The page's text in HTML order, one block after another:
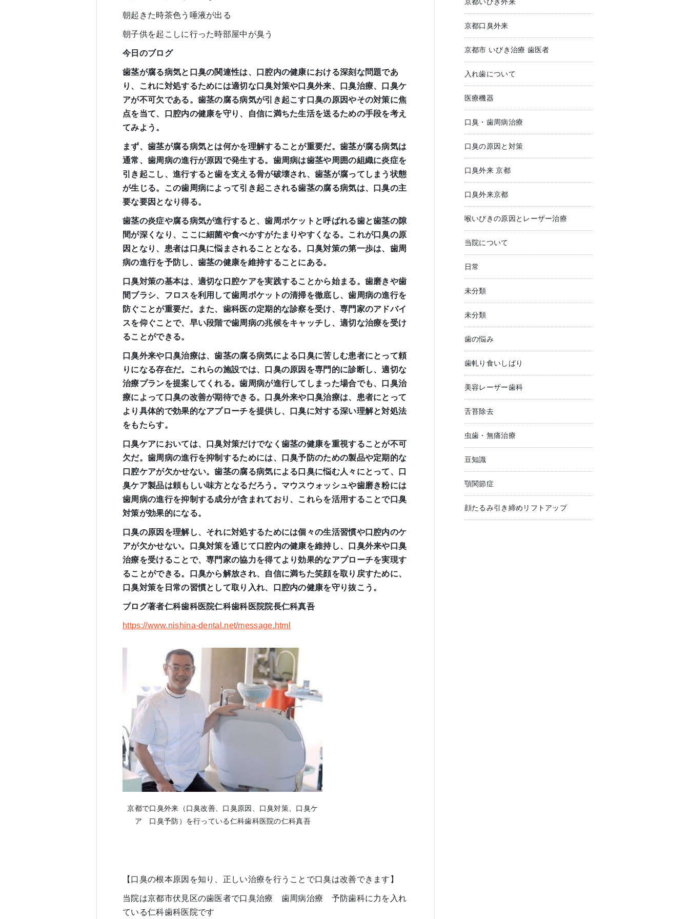
朝起きた時茶色う唾液が出る
朝子供を起こしに行った時部屋中が臭う
今日のブログ
歯茎が腐る病気と口臭の関連性は、口腔内の健康における深刻な問題であ
り、これに対処するためには適切な口臭対策や口臭外来、口臭治療、口臭ケ
アが不可欠である。歯茎の腐る病気が引き起こす口臭の原因やその対策に焦
点を当て、口腔内の健康を守り、自信に満ちた生活を送るための手段を考え
てみよう。
まず、歯茎が腐る病気とは何かを理解することが重要だ。歯茎が腐る病気は
通常、歯周病の進行が原因で発生する。歯周病は歯茎や周囲の組織に炎症を
引き起こし、進行すると歯を支える骨が破壊され、歯茎が腐ってしまう状態
が生じる。この歯周病によって引き起こされる歯茎の腐る病気は、口臭の主
要な要因となり得る。
歯茎の炎症や腐る病気が進行すると、歯周ポケットと呼ばれる歯と歯茎の隙
間が深くなり、ここに細菌や食べかすがたまりやすくなる。これが口臭の原
因となり、患者は口臭に悩まされることとなる。口臭対策の第一歩は、歯周
病の進行を予防し、歯茎の健康を維持することにある。
口臭対策の基本は、適切な口腔ケアを実践することから始まる。歯磨きや歯
間ブラシ、フロスを利用して歯周ポケットの清掃を徹底し、歯周病の進行を
防ぐことが重要だ。また、歯科医の定期的な診察を受け、専門家のアドバイ
スを仰ぐことで、早い段階で歯周病の兆候をキャッチし、適切な治療を受け
ることができる。
口臭外来や口臭治療は、歯茎の腐る病気による口臭に苦しむ患者にとって頼
りになる存在だ。これらの施設では、口臭の原因を専門的に診断し、適切な
治療プランを提案してくれる。歯周病が進行してしまった場合でも、口臭治
療によって口臭の改善が期待できる。口臭外来や口臭治療は、患者にとって
より具体的で効果的なアプローチを提供し、口臭に対する深い理解と対処法
をもたらす。
口臭ケアにおいては、口臭対策だけでなく歯茎の健康を重視することが不可
欠だ。歯周病の進行を抑制するためには、口臭予防のための製品や定期的な
口腔ケアが欠かせない。歯茎の腐る病気による口臭に悩む人々にとって、口
臭ケア製品は頼もしい味方となるだろう。マウスウォッシュや歯磨き粉には
歯周病の進行を抑制する成分が含まれており、これらを活用することで口臭
対策が効果的になる。
口臭の原因を理解し、それに対処するためには個々の生活習慣や口腔内のケ
アが欠かせない。口臭対策を通じて口腔内の健康を維持し、口臭外来や口臭
治療を受けることで、専門家の協力を得てより効果的なアプローチを実現す
ることができる。口臭から解放され、自信に満ちた笑顔を取り戻すために、
口臭対策を日常の習慣として取り入れ、口腔内の健康を守り抜こう。
ブログ著者仁科歯科医院仁科歯科医院院長仁科真吾
https://www.nishina-dental.net/message.html
京都で口臭外来（口臭改善、口臭原因、口臭対策、口臭ケ
ア 口臭予防）を行っている仁科歯科医院の仁科真吾
【口臭の根本原因を知り、正しい治療を行うことで口臭は改善できます】
当院は京都市伏見区の歯医者で口臭治療 歯周病治療 予防歯科に力を入れ
ている仁科歯科医院です
京都口臭外来
京都市 いびき治療 歯医者
入れ歯について
医療機器
口臭・歯周病治療
口臭の原因と対策
口臭外来 京都
口臭外来京都
喉いびきの原因とレーザー治療
当院について
日常
未分類
未分類
歯の悩み
歯軋り食いしばり
美容レーザー歯科
舌苔除去
虫歯・無痛治療
豆知識
顎関節症
顔たるみ引き締めリフトアップ